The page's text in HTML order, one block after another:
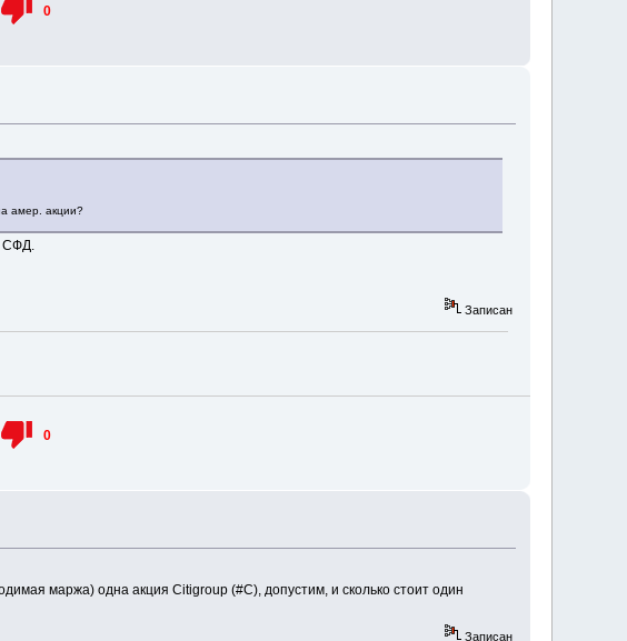
0
амер. акции?
СФД.
Записан
0
маржа) одна акция Citigroup (#C), допустим, и сколько стоит один
Записан